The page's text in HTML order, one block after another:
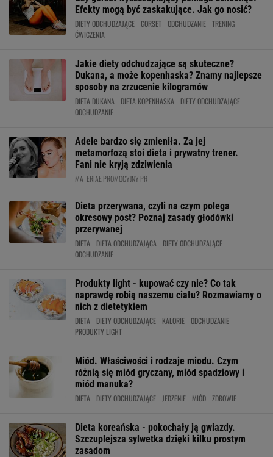
Efekty mogą być zaskakujące. Jak go nosić?
DIETY ODCHUDZAJĄCE GORSET ODCHUDZANIE TRENING
ĆWICZENIA
Jakie diety odchudzające są skuteczne?
Dukana, a może kopenhaska? Znamy najlepsze
sposoby na zrzucenie kilogramów
DIETA DUKANA DIETA KOPENHASKA
DIETY ODCHUDZAJĄCE
ODCHUDZANIE
Adele bardzo się zmieniła. Za jej
metamorfozą stoi dieta i prywatny trener.
Fani nie kryją zdziwienia
MATERIAŁ PROMOCYJNY PR
Dieta przerywana, czyli na czym polega
okresowy post? Poznaj zasady głodówki
przerywanej
DIETA DIETA ODCHUDZAJĄCA
DIETY ODCHUDZAJĄCE
ODCHUDZANIE
Produkty light - kupować czy nie? Co tak
naprawdę robią naszemu ciału? Rozmawiamy o
nich z dietetykiem
DIETA DIETY ODCHUDZAJĄCE KALORIE ODCHUDZANIE
PRODUKTY LIGHT
Miód. Właściwości i rodzaje miodu. Czym
różnią się miód gryczany, miód spadziowy i
miód manuka?
DIETA DIETY ODCHUDZAJĄCE JEDZENIE MIÓD ZDROWIE
Dieta koreańska - pokochały ją gwiazdy.
Szczuplejsza sylwetka dzięki kilku prostym
zasadom